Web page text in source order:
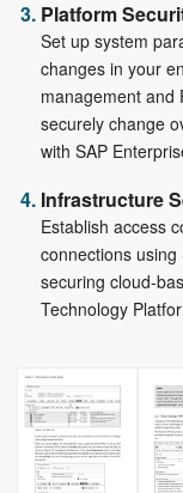
Platform
Set up system
changes in your
management and
securely change
with SAP
Infrastructure
Establish access
connections
securing cloud-
Technology